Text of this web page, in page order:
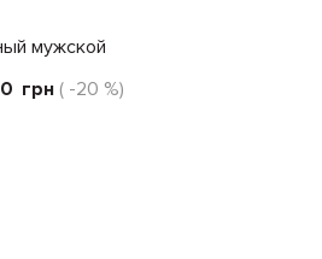
мужской
грн ( -20 %)